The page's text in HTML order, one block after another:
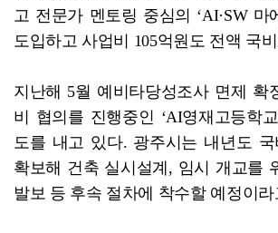
고 전문가 멘토링 중심의 ‘AI·SW 마
도입하고 사업비 105억원도 전액 국
지난해 5월 예비타당성조사 면제 확
비 협의를 진행중인 ‘AI영재고등학
도를 내고 있다. 광주시는 내년도 국
확보해 건축 실시설계, 임시 개교를
발보 등 후속 절차에 착수할 예정이라